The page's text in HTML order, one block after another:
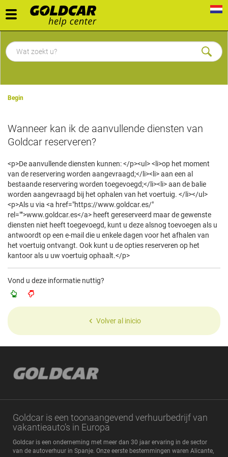
Toggle
navigation
Begin
Wanneer kan ik de aanvullende diensten van
Goldcar reserveren?
<p>De aanvullende diensten kunnen: </p><ul> <li>op het moment
van de reservering worden aangevraagd;</li><li> aan een al
bestaande reservering worden toegevoegd;</li><li> aan de balie
worden aangevraagd bij het ophalen van het voertuig. </li></ul>
<p>Als u via <a href="https://www.goldcar.es/"
rel="">www.goldcar.es</a> heeft gereserveerd maar de gewenste
diensten niet heeft toegevoegd, kunt u deze alsnog toevoegen als u
antwoordt op een e-mail die u enkele dagen voor het afhalen van
het voertuig ontvangt. Ook kunt u de opties reserveren op het
kantoor als u uw voertuig ophaalt.</p>
Vond u deze informatie nuttig?
Volver al inicio
Goldcar is een toonaangevend verhuurbedrijf van
vakantieauto’s in Europa
Goldcar is een onderneming met meer dan 30 jaar ervaring in de sector
van de autoverhuur in Spanje. Onze eerste bestemmingen waren Alicante,